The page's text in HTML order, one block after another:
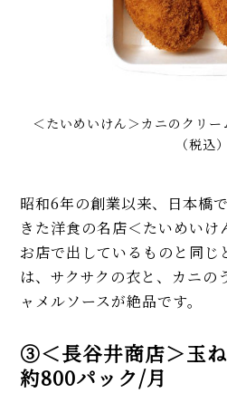
＜たいめいけん＞カニのクリ
（税込）
昭和6年の創業以来、日本橋
きた洋食の名店＜たいめいけ
お店で出しているものと同じ
は、サクサクの衣と、カニの
ャメルソースが絶品です。
③＜長谷井商店＞玉
約800パック/月